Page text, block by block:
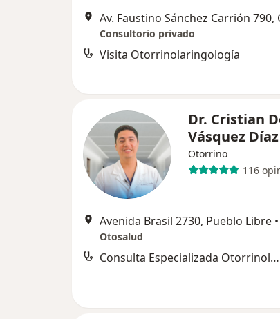
Consultorio privado
Visita Otorrinolaringología
Dr. Cristian
Vásquez Díaz
Otorrino
116
Avenida Brasil 2730, Pueblo Libre •
Otosalud
Consulta Especializada Otorrinolaringológica